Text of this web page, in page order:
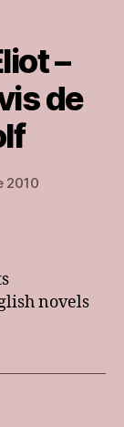
–
de
2010
novels